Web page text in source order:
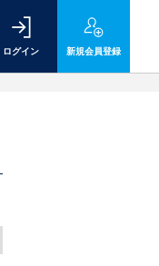
ログイン 新規会員登録